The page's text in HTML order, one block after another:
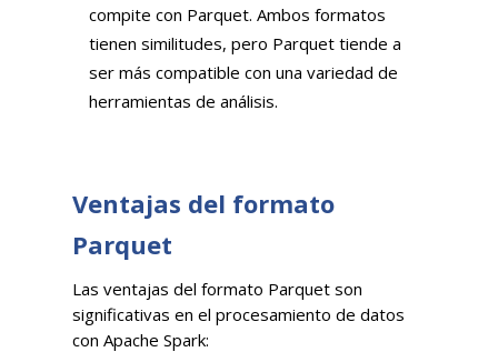
compite con Parquet. Ambos formatos
tienen similitudes, pero Parquet tiende a
ser más compatible con una variedad de
herramientas de análisis.
Ventajas del formato
Parquet
Las ventajas del formato Parquet son
significativas en el procesamiento de datos
con Apache Spark: